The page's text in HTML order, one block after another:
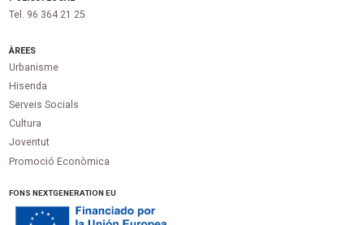
Tel. 96 364 21 25
ÀREES
Urbanisme
Hisenda
Serveis Socials
Cultura
Joventut
Promoció Econòmica
FONS NEXTGENERATION EU